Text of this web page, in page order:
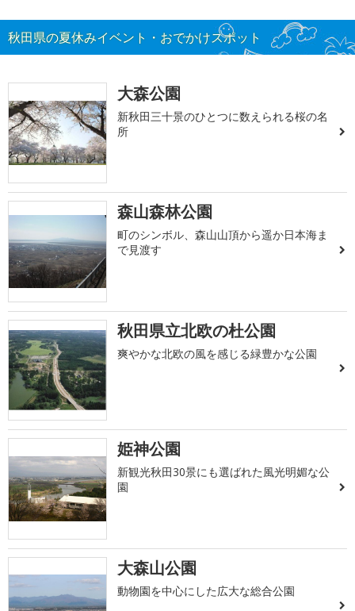
秋田県の夏休みイベント・おでかけスポット
大森公園
新秋田三十景のひとつに数えられる桜の名
所
森山森林公園
町のシンボル、森山山頂から遥か日本海ま
で見渡す
秋田県立北欧の杜公園
爽やかな北欧の風を感じる緑豊かな公園
姫神公園
新観光秋田30景にも選ばれた風光明媚な公
園
大森山公園
動物園を中心にした広大な総合公園